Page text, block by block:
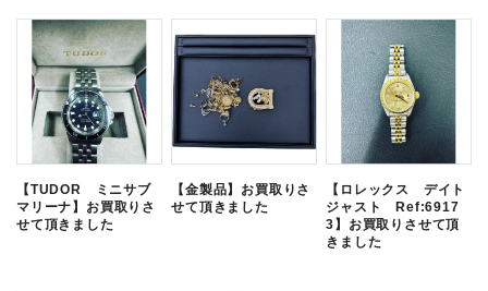
【TUDOR ミニサブ
マリーナ】お買取りさ
せて頂きました
【金製品】お買取りさ
せて頂きました
【ロレックス デイト
ジャスト Ref:6917
3】お買取りさせて頂
きました